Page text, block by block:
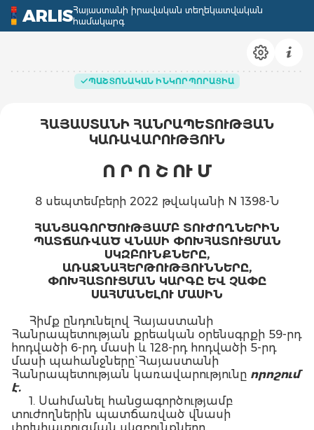
ARLISՀայաստանի իրավական տեղեկատվական
համակարգ
ՊԱՇՏՈՆԱԿԱՆ ԻՆԿՈՐՊՈՐԱՑԻԱ
ՀԱՅԱՍՏԱՆԻ ՀԱՆՐԱՊԵՏՈՒԹՅԱՆ
ԿԱՌԱՎԱՐՈՒԹՅՈՒՆ
Ո Ր Ո Շ ՈՒ Մ
8 սեպտեմբերի 2022 թվականի N 1398-Ն
ՀԱՆՑԱԳՈՐԾՈՒԹՅԱՄԲ ՏՈՒԺՈՂՆԵՐԻՆ
ՊԱՏՃԱՌՎԱԾ ՎՆԱՍԻ ՓՈԽՀԱՏՈՒՑՄԱՆ
ՍԿԶԲՈՒՆՔՆԵՐԸ,
ԱՌԱՋՆԱՀԵՐԹՈՒԹՅՈՒՆՆԵՐԸ,
ՓՈԽՀԱՏՈՒՑՄԱՆ ԿԱՐԳԸ ԵՎ ՉԱՓԸ
ՍԱՀՄԱՆԵԼՈՒ ՄԱՍԻՆ
Հիմք ընդունելով Հայաստանի
Հանրապետության քրեական օրենսգրքի 59-րդ
հոդվածի 6-րդ մասի և 128-րդ հոդվածի 5-րդ
մասի պահանջները` Հայաստանի
Հանրապետության կառավարությունը որոշում
է.
1. Սահմանել հանցագործությամբ
տուժողներին պատճառված վնասի